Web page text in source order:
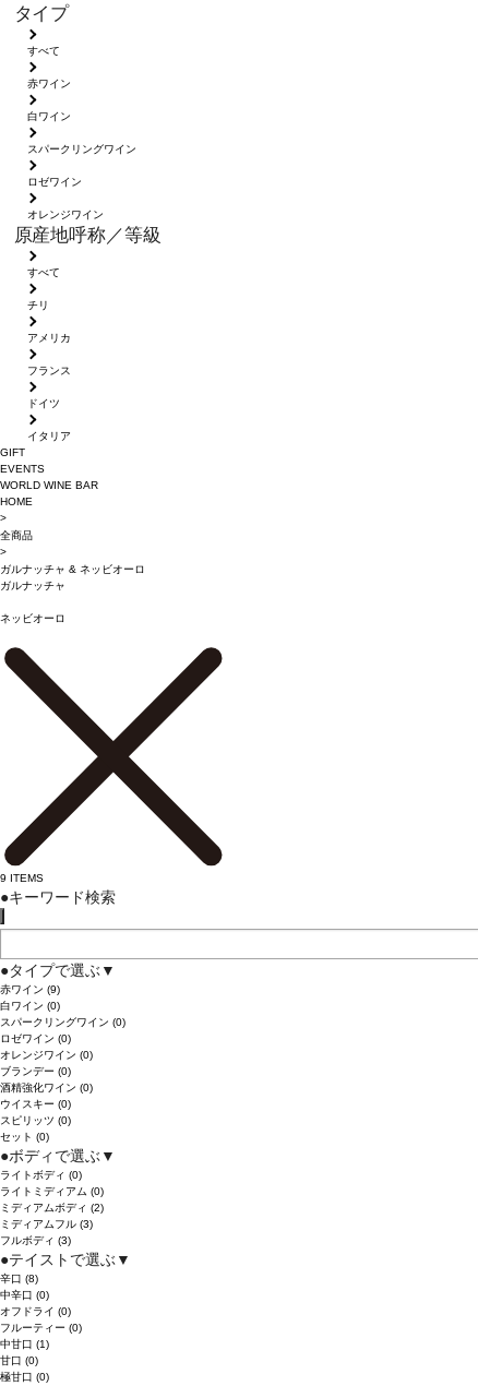
タイプ
すべて
赤ワイン
白ワイン
スパークリングワイン
ロゼワイン
オレンジワイン
原産地呼称／等級
すべて
チリ
アメリカ
フランス
ドイツ
イタリア
GIFT
EVENTS
WORLD WINE BAR
HOME
>
全商品
>
ガルナッチャ & ネッビオーロ
ガルナッチャ
ネッビオーロ
9 ITEMS
●キーワード検索
●タイプで選ぶ ▼
赤ワイン (9)
白ワイン (0)
スパークリングワイン (0)
ロゼワイン (0)
オレンジワイン (0)
ブランデー (0)
酒精強化ワイン (0)
ウイスキー (0)
スピリッツ (0)
セット (0)
●ボディで選ぶ ▼
ライトボディ (0)
ライトミディアム (0)
ミディアムボディ (2)
ミディアムフル (3)
フルボディ (3)
●テイストで選ぶ ▼
辛口 (8)
中辛口 (0)
オフドライ (0)
フルーティー (0)
中甘口 (1)
甘口 (0)
極甘口 (0)